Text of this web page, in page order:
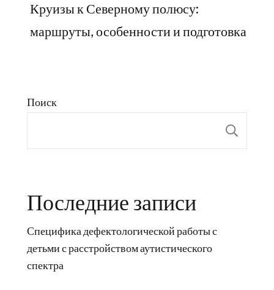
Круизы к Северному полюсу:
маршруты, особенности и подготовка
Поиск
Последние записи
Специфика дефектологической работы с
детьми с расстройством аутистического
спектра